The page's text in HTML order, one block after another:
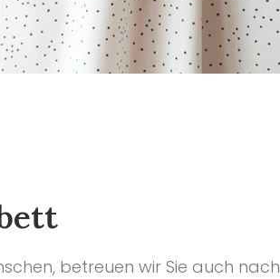
betreuen wir Sie auch nach